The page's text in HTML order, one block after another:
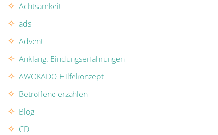
Achtsamkeit
ads
Advent
Anklang: Bindungserfahrungen
AWOKADO-Hilfekonzept
Betroffene erzählen
Blog
CD